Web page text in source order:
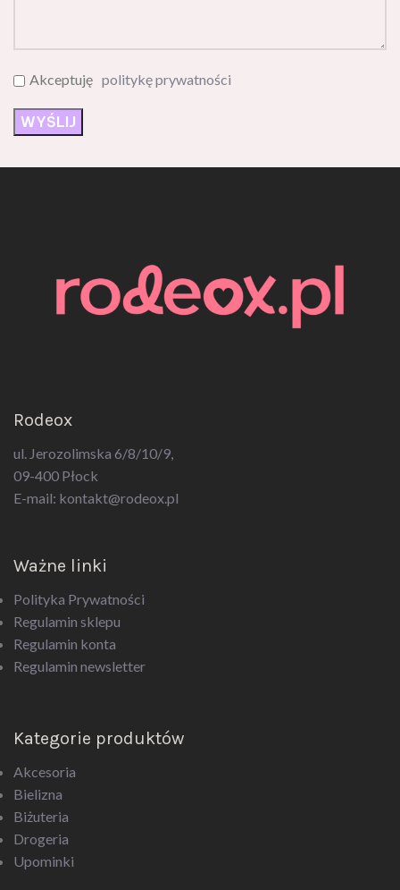
Akceptuję politykę prywatności
Rodeox
ul. Jerozolimska 6/8/10/9,
09-400 Płock
E-mail: kontakt@rodeox.pl
Ważne linki
Polityka Prywatności
Regulamin sklepu
Regulamin konta
Regulamin newsletter
Kategorie produktów
Akcesoria
Bielizna
Biżuteria
Drogeria
Upominki